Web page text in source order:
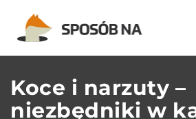
Koce i narzuty –
niezbędniki w